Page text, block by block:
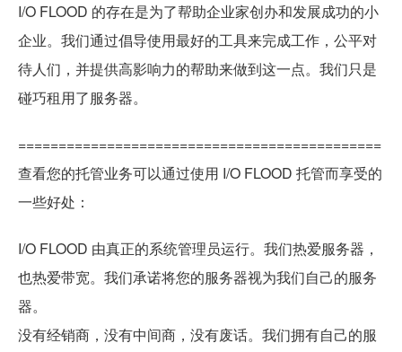
I/O FLOOD 的存在是为了帮助企业家创办和发展成功的小
企业。我们通过倡导使用最好的工具来完成工作，公平对
待人们，并提供高影响力的帮助来做到这一点。我们只是
碰巧租用了服务器。
=============================================
查看您的托管业务可以通过使用 I/O FLOOD 托管而享受的
一些好处：
I/O FLOOD 由真正的系统管理员运行。我们热爱服务器，
也热爱带宽。我们承诺将您的服务器视为我们自己的服务
器。
没有经销商，没有中间商，没有废话。我们拥有自己的服